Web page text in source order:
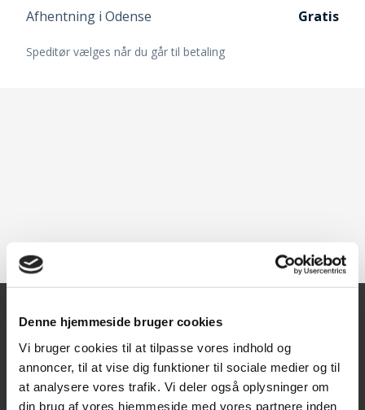
Denne hjemmeside bruger cookies
Vi bruger cookies til at tilpasse vores indhold og
annoncer, til at vise dig funktioner til sociale medier og til
at analysere vores trafik. Vi deler også oplysninger om
din brug af vores hjemmeside med vores partnere inden
Afhentning i Odense
Gratis
Speditør vælges når du går til betaling
Kontakt
Texas A/S
Knullen 22